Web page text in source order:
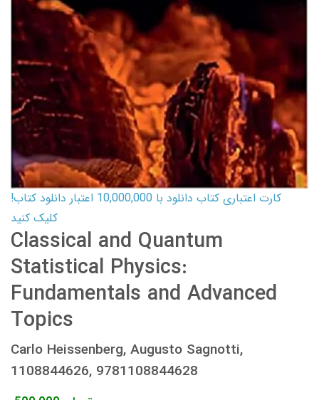
کارت اعتباری کتاب دانلود با 10,000,000 اعتبار دانلود کتاب!
کلیک کنید
Classical and Quantum
Statistical Physics:
Fundamentals and Advanced
Topics
Carlo Heissenberg, Augusto Sagnotti,
1108844626, 9781108844628